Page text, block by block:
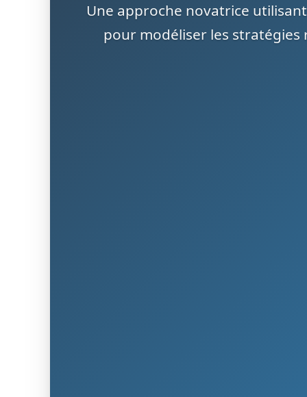
Une approche novatrice
pour modéliser les stratégies